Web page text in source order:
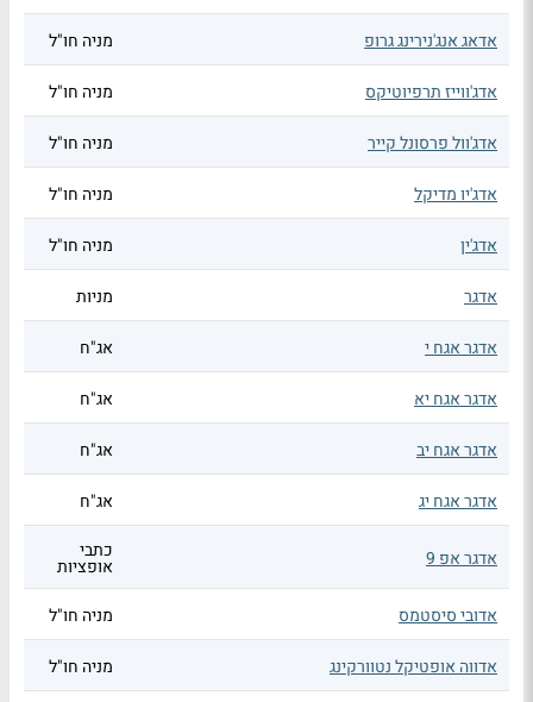
אדאג אנג'נירינג גרופ מניה חו"ל
אדג'ווייז תרפיוטיקס מניה חו"ל
אדג'וול פרסונל קייר מניה חו"ל
אדג'יו מדיקל מניה חו"ל
אדג'ין מניה חו"ל
אדגר מניות
אדגר אגח י אג"ח
אדגר אגח יא אג"ח
אדגר אגח יב אג"ח
אדגר אגח יג אג"ח
אדגר אפ 9 כתבי
אופציות
אדובי סיסטמס
מניה חו"ל
אדווה אופטיקל נטוורקינג מניה חו"ל